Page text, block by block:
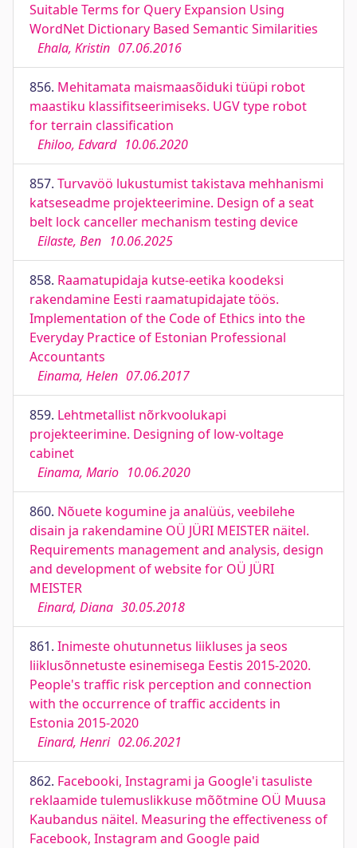
Suitable Terms for Query Expansion Using
WordNet Dictionary Based Semantic Similarities
Ehala, Kristin 07.06.2016
856. Mehitamata maismaasõiduki tüüpi robot
maastiku klassifitseerimiseks. UGV type robot
for terrain classification
Ehiloo, Edvard 10.06.2020
857. Turvavöö lukustumist takistava mehhanismi
katseseadme projekteerimine. Design of a seat
belt lock canceller mechanism testing device
Eilaste, Ben 10.06.2025
858. Raamatupidaja kutse-eetika koodeksi
rakendamine Eesti raamatupidajate töös.
Implementation of the Code of Ethics into the
Everyday Practice of Estonian Professional
Accountants
Einama, Helen 07.06.2017
859. Lehtmetallist nõrkvoolukapi
projekteerimine. Designing of low-voltage
cabinet
Einama, Mario 10.06.2020
860. Nõuete kogumine ja analüüs, veebilehe
disain ja rakendamine OÜ JÜRI MEISTER näitel.
Requirements management and analysis, design
and development of website for OÜ JÜRI
MEISTER
Einard, Diana 30.05.2018
861. Inimeste ohutunnetus liikluses ja seos
liiklusõnnetuste esinemisega Eestis 2015-2020.
People's traffic risk perception and connection
with the occurrence of traffic accidents in
Estonia 2015-2020
Einard, Henri 02.06.2021
862. Facebooki, Instagrami ja Google'i tasuliste
reklaamide tulemuslikkuse mõõtmine OÜ Muusa
Kaubandus näitel. Measuring the effectiveness of
Facebook, Instagram and Google paid